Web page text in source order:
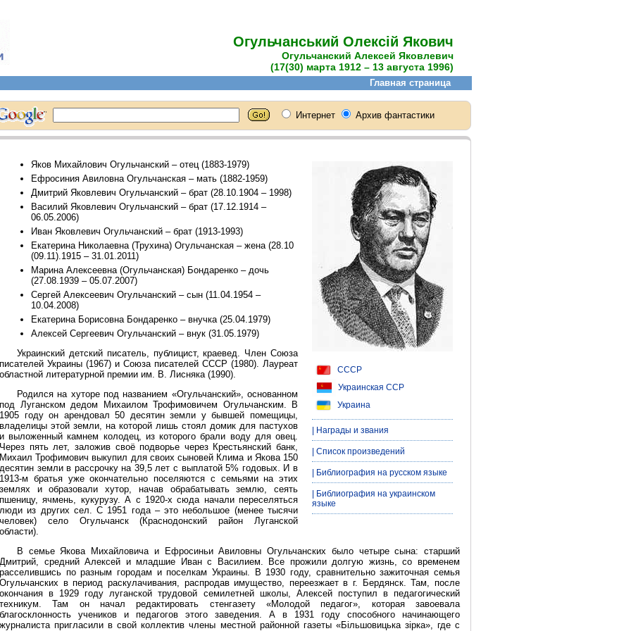
Огульчанський Олексій Якович
Огульчанский Алексей Яковлевич
(17(30) марта 1912 – 13 августа 1996)
СССР
Украинская ССР
Украина
| Награды и звания
| Список произведений
| Библиография на русском языке
| Библиография на украинском
языке
Яков Михайлович Огульчанский – отец (1883-1979)
Ефросиния Авиловна Огульчанская – мать (1882-1959)
Дмитрий Яковлевич Огульчанский – брат (28.10.1904 – 1998)
Василий Яковлевич Огульчанский – брат (17.12.1914 –
06.05.2006)
Иван Яковлевич Огульчанский – брат (1913-1993)
Екатерина Николаевна (Трухина) Огульчанская – жена (28.10
(09.11).1915 – 31.01.2011)
Марина Алексеевна (Огульчанская) Бондаренко – дочь
(27.08.1939 – 05.07.2007)
Сергей Алексеевич Огульчанский – сын (11.04.1954 –
10.04.2008)
Екатерина Борисовна Бондаренко – внучка (25.04.1979)
Алексей Сергеевич Огульчанский – внук (31.05.1979)
Украинский детский писатель, публицист, краевед. Член Союза
писателей Украины (1967) и Союза писателей СССР (1980). Лауреат
областной литературной премии им. В. Лисняка (1990).
Родился на хуторе под названием «Огульчанский», основанном
под Луганском дедом Михаилом Трофимовичем Огульчанским. В
1905 году он арендовал 50 десятин земли у бывшей помещицы,
владелицы этой земли, на которой лишь стоял домик для пастухов
и выложенный камнем колодец, из которого брали воду для овец.
Через пять лет, заложив своё подворье через Крестьянский банк,
Михаил Трофимович выкупил для своих сыновей Клима и Якова 150
десятин земли в рассрочку на 39,5 лет с выплатой 5% годовых. И в
1913-м братья уже окончательно поселяются с семьями на этих
землях и образовали хутор, начав обрабатывать землю, сеять
пшеницу, ячмень, кукурузу. А с 1920-х сюда начали переселяться
люди из других сел. С 1951 года – это небольшое (менее тысячи
человек) село Огульчанск (Краснодонский район Луганской
области).
В семье Якова Михайловича и Ефросиньи Авиловны Огульчанских было четыре сына: старший
Дмитрий, средний Алексей и младшие Иван с Василием. Все прожили долгую жизнь, со временем
расселившись по разным городам и поселкам Украины. В 1930 году, сравнительно зажиточная семья
Огульчанских в период раскулачивания, распродав имущество, переезжает в г. Бердянск. Там, после
окончания в 1929 году луганской трудовой семилетней школы, Алексей поступил в педагогический
техникум. Там он начал редактировать стенгазету «Молодой педагог», которая завоевала
благосклонность учеников и педагогов этого заведения. А в 1931 году способного начинающего
журналиста пригласили в свой коллектив члены местной районной газеты «Більшовицька зірка», где с